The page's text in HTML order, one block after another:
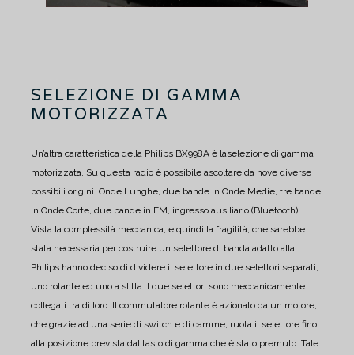
SELEZIONE DI GAMMA
MOTORIZZATA
Un’altra caratteristica della Philips BX998A è laselezione di gamma
motorizzata. Su questa radio è possibile ascoltare da nove diverse
possibili origini. Onde Lunghe, due bande in Onde Medie, tre bande
in Onde Corte, due bande in FM, ingresso ausiliario (Bluetooth).
Vista la complessità meccanica, e quindi la fragilità, che sarebbe
stata necessaria per costruire un selettore di banda adatto alla
Philips hanno deciso di dividere il selettore in due selettori separati,
uno rotante ed uno a slitta. I due selettori sono meccanicamente
collegati tra di loro. Il commutatore rotante è azionato da un motore,
che grazie ad una serie di switch e di camme, ruota il selettore fino
alla posizione prevista dal tasto di gamma che è stato premuto. Tale